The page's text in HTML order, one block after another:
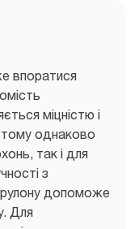
впоратися
міцністю і
тому однаково
так і для
з
рулону допоможе
Для